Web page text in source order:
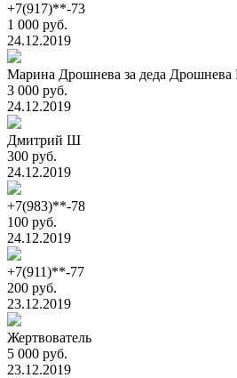
+7(917)**-73
1 000 руб.
24.12.2019
Марина Дрошнева за деда
3 000 руб.
24.12.2019
Дмитрий Ш
300 руб.
24.12.2019
+7(983)**-78
100 руб.
24.12.2019
+7(911)**-77
200 руб.
23.12.2019
Жертвователь
5 000 руб.
23.12.2019